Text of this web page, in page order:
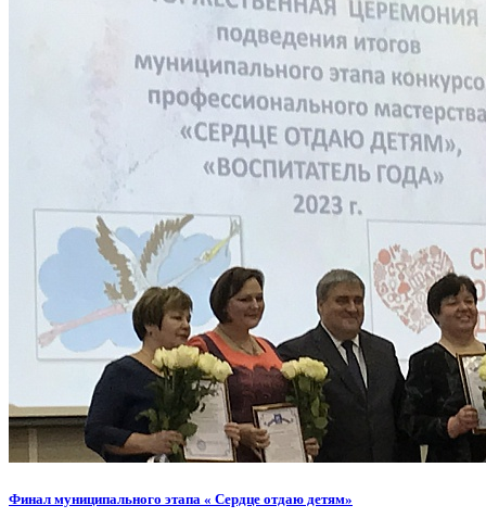
Финал муниципального этапа « Сердце отдаю детям»